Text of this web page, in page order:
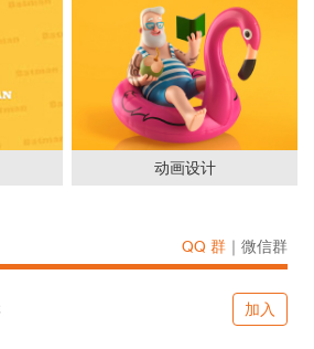
动画设计
QQ 群 ｜ 微信群
加入